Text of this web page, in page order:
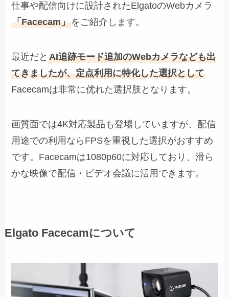
仕事や配信向けに設計されたElgatoのWebカメラ
「Facecam」をご紹介します。
最近だとAI追跡モード追加のWebカメラなども出
てきましたが、定点利用に特化した選択として
Facecamは非常に优れた選択肢となります。
画質面では4K対応製品も登場していますが、配信
用途での利用ならFPSを重視した選択がおすすめ
です。Facecamは1080p60に対応しており、滑ら
かな映像で配信・ビデオ会議に活用できます。
Elgato Facecamについて